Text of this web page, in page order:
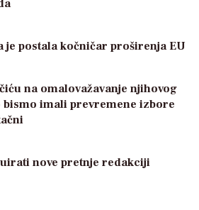
je postala kočničar proširenja EU
na omalovažavanje njihovog
bismo imali prevremene izbore
nove pretnje redakciji